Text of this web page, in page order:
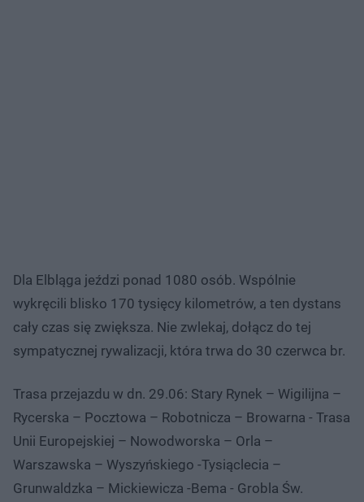
Dla Elbląga jeździ ponad 1080 osób. Wspólnie
wykręcili blisko 170 tysięcy kilometrów, a ten dystans
cały czas się zwiększa. Nie zwlekaj, dołącz do tej
sympatycznej rywalizacji, która trwa do 30 czerwca br.
Trasa przejazdu w dn. 29.06: Stary Rynek – Wigilijna –
Rycerska – Pocztowa – Robotnicza – Browarna - Trasa
Unii Europejskiej – Nowodworska – Orla –
Warszawska – Wyszyńskiego -Tysiąclecia –
Grunwaldzka – Mickiewicza -Bema - Grobla Św.